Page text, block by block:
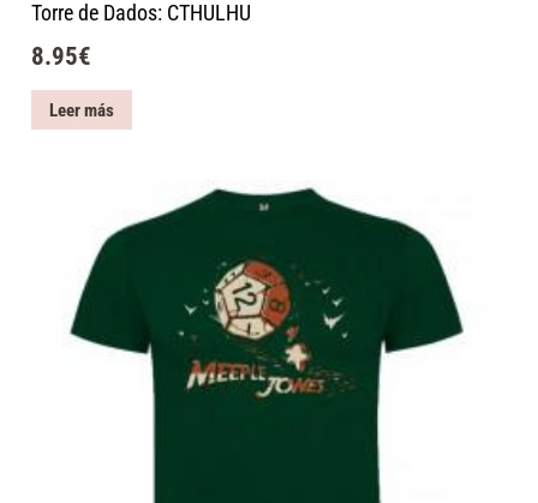
Torre de Dados: CTHULHU
8.95€
Leer más